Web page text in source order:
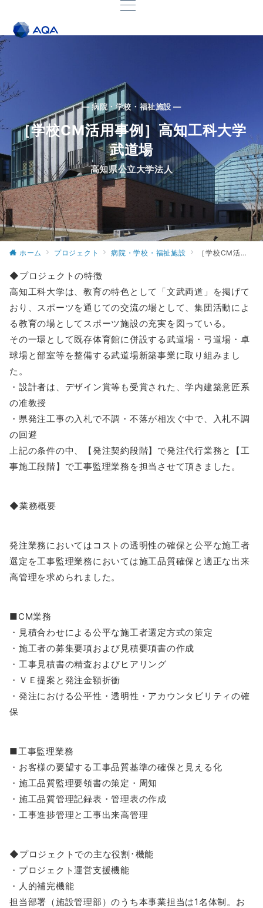
— 病院・学校・福祉施設 —
［学校CM活用事例］高知工科大学
武道場
高知県公立大学法人
ホーム プロジェクト 病院・学校・福祉施設 ［学校CM活用事例］高知工科大学 武道場
◆プロジェクトの特徴
高知工科大学は、教育の特色として「文武両道」を掲げて
おり、スポーツを通じての交流の場として、集団活動によ
る教育の場としてスポーツ施設の充実を図っている。
その一環として既存体育館に併設する武道場・弓道場・卓
球場と部室等を整備する武道場新築事業に取り組みまし
た。
・設計者は、デザイン賞等も受賞された、学内建築意匠系
の准教授
・県発注工事の入札で不調・不落が相次ぐ中で、入札不調
の回避
上記の条件の中、【発注契約段階】で発注代行業務と【工
事施工段階】で工事監理業務を担当させて頂きました。
◆業務概要
発注業務においてはコストの透明性の確保と公平な施工者
選定を工事監理業務においては施工品質確保と適正な出来
高管理を求められました。
■CM業務
・見積合わせによる公平な施工者選定方式の策定
・施工者の募集要項および見積要項書の作成
・工事見積書の精査およびヒアリング
・ＶＥ提案と発注金額折衝
・発注における公平性・透明性・アカウンタビリティの確
保
■工事監理業務
・お客様の要望する工事品質基準の確保と見える化
・施工品質監理要領書の策定・周知
・施工品質管理記録表・管理表の作成
・工事進捗管理と工事出来高管理
◆プロジェクトでの主な役割･機能
・プロジェクト運営支援機能
・人的補完機能
担当部署（施設管理部）のうち本事業担当は1名体制。お